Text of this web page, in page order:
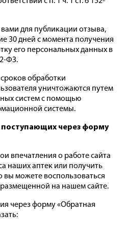
для публикации отзыва,
30 дней с момента получения
его персональных данных в
ФЗ.
обработки
уничтожаются путем
систем с помощью
системы.
через форму
впечатления о работе сайта
наших аптек или получить
вы можете воспользоваться
на нашем сайте.
через форму «Обратная